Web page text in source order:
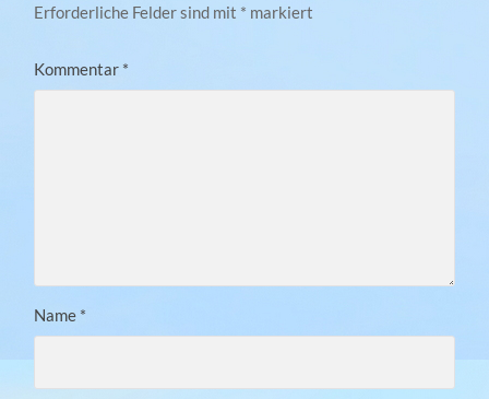
Erforderliche Felder sind mit * markiert
Kommentar *
Name *